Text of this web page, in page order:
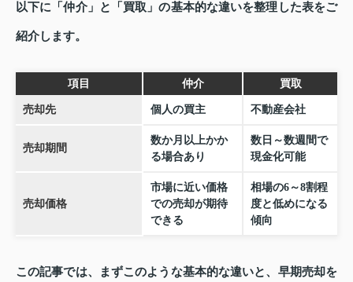
以下に「仲介」と「買取」の基本的な違いを整理した表をご
紹介します。
項目 仲介 買取
売却先 個人の買主 不動産会社
売却期間
数か月以上かか
る場合あり
数日～数週間で
現金化可能
売却価格
市場に近い価格
での売却が期待
できる
相場の6～8割程
度と低めになる
傾向
この記事では、まずこのような基本的な違いと、早期売却を